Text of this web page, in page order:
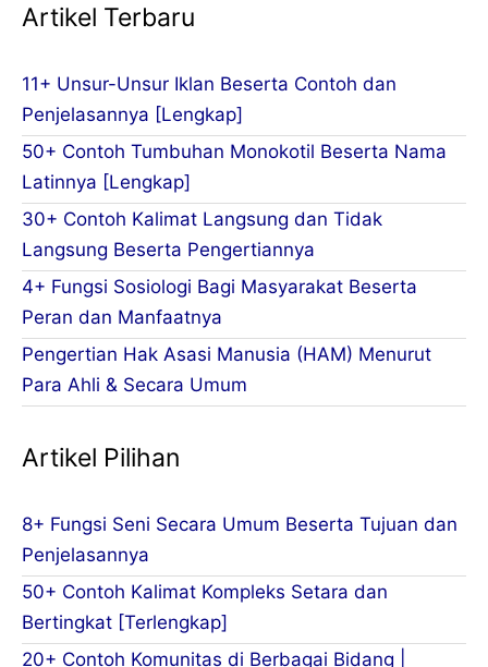
Artikel Terbaru
11+ Unsur-Unsur Iklan Beserta Contoh dan
Penjelasannya [Lengkap]
50+ Contoh Tumbuhan Monokotil Beserta Nama
Latinnya [Lengkap]
30+ Contoh Kalimat Langsung dan Tidak
Langsung Beserta Pengertiannya
4+ Fungsi Sosiologi Bagi Masyarakat Beserta
Peran dan Manfaatnya
Pengertian Hak Asasi Manusia (HAM) Menurut
Para Ahli & Secara Umum
Artikel Pilihan
8+ Fungsi Seni Secara Umum Beserta Tujuan dan
Penjelasannya
50+ Contoh Kalimat Kompleks Setara dan
Bertingkat [Terlengkap]
20+ Contoh Komunitas di Berbagai Bidang |